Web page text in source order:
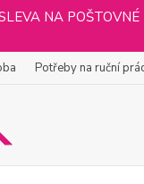
NA
Potřeby na ruční